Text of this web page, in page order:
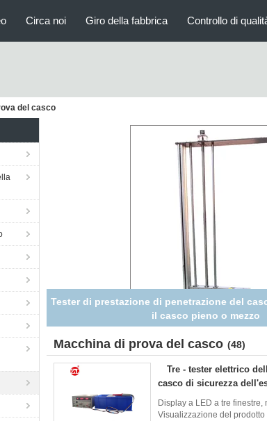
Circa noi Giro della fabbrica Controllo di
del casco
Percussore d'acciaio 220V disponibile 60hz
scarpe di sicurezza/di prova urto
Macchina di prova del casco (48)
Tre - tester elettrico
casco di sicurezza
Display a LED a tre
Visualizzazione del